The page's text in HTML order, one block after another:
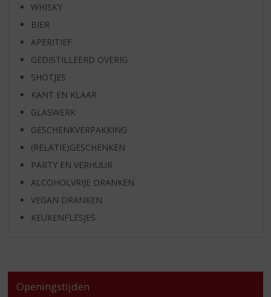
WHISKY
BIER
APERITIEF
GEDISTILLEERD OVERIG
SHOTJES
KANT EN KLAAR
GLASWERK
GESCHENKVERPAKKING
(RELATIE)GESCHENKEN
PARTY EN VERHUUR
ALCOHOLVRIJE DRANKEN
VEGAN DRANKEN
KEUKENFLESJES
Openingstijden